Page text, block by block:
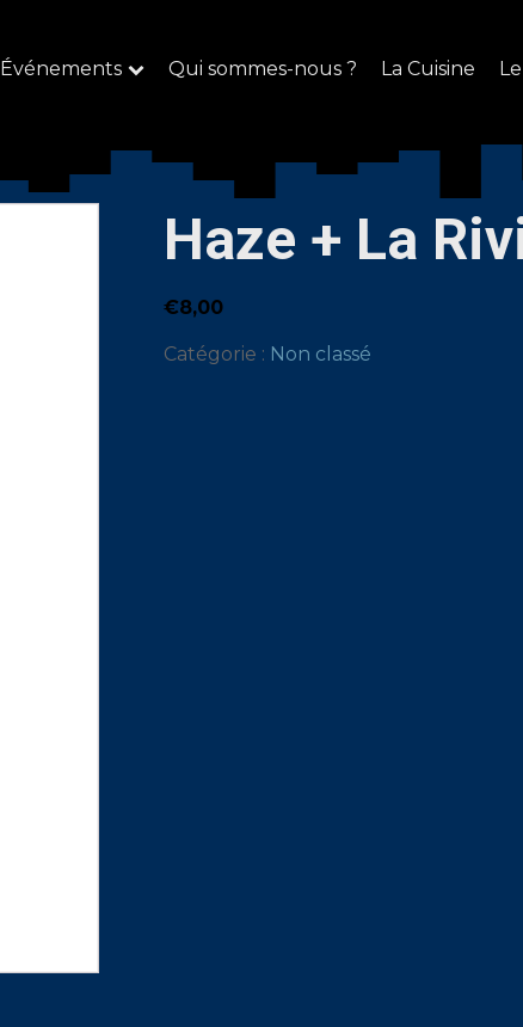
Événements Qui sommes-nous ? La Cuisine
Haze + La
€8,00
Catégorie : Non classé